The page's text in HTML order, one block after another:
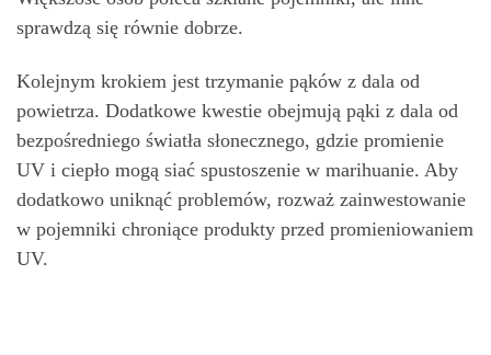
sprawdzą się równie dobrze.
Kolejnym krokiem jest trzymanie pąków z dala od
powietrza. Dodatkowe kwestie obejmują pąki z dala od
bezpośredniego światła słonecznego, gdzie promienie
UV i ciepło mogą siać spustoszenie w marihuanie. Aby
dodatkowo uniknąć problemów, rozważ zainwestowanie
w pojemniki chroniące produkty przed promieniowaniem
UV.